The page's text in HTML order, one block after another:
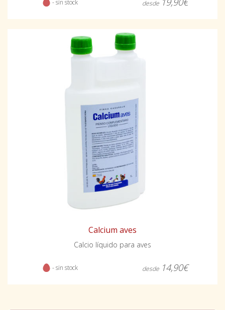
- sin stock desde
Calcium aves
Calcio líquido para aves
- sin stock desde 14,90€